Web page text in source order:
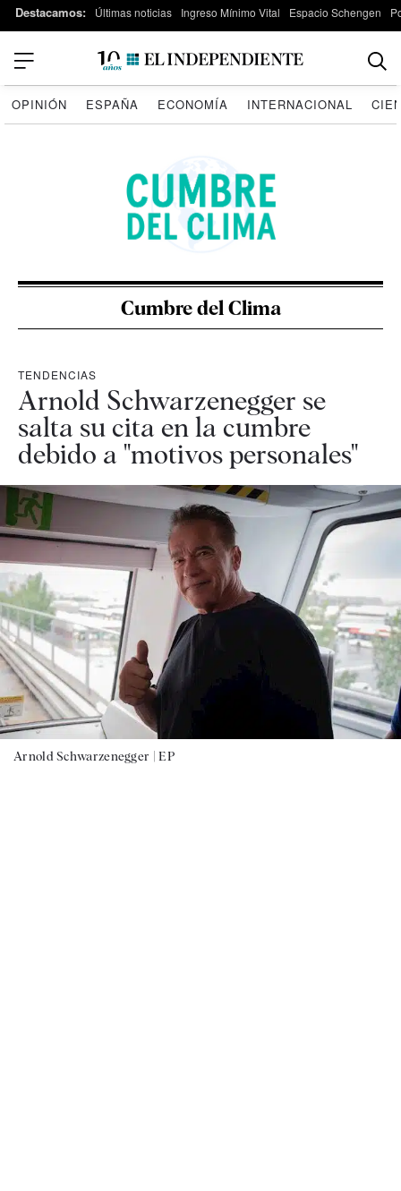
Destacamos: Últimas noticias Ingreso Mínimo Vital Espacio Schengen
OPINIÓN ESPAÑA ECONOMÍA INTERNACIONAL
Cumbre del Clima
TENDENCIAS
Arnold Schwarzenegger se
salta su cita en la cumbre
debido a "motivos personales"
Arnold Schwarzenegger |EP